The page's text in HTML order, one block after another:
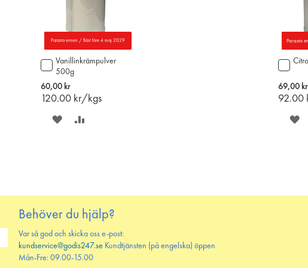
Parasta ennen / Bäst före 4 maj 2029
Vanillinkrämpulver
500g
60,00 kr
120.00 kr/kgs
Lägg
till
i
varukorgen
SPARA
Parasta
69,00 kr
92.00
Lägg
i
Behöver du hjälp?
Var så god och skicka oss e-post:
kundservice@godis247.se Kundtjänsten (på engelska) öppen
Mån-Fre: 09.00-15.00